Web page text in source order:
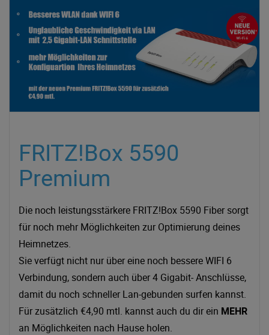
FRITZ!Box 5590
Premium
Die noch leistungsstärkere FRITZ!Box 5590 Fiber sorgt
für noch mehr Möglichkeiten zur Optimierung deines
Heimnetzes.
Sie verfügt nicht nur über eine noch bessere WIFI 6
Verbindung, sondern auch über 4 Gigabit- Anschlüsse,
damit du noch schneller Lan-gebunden surfen kannst.
Für zusätzlich €4,90 mtl. kannst auch du dir ein MEHR
an Möglichkeiten nach Hause holen.